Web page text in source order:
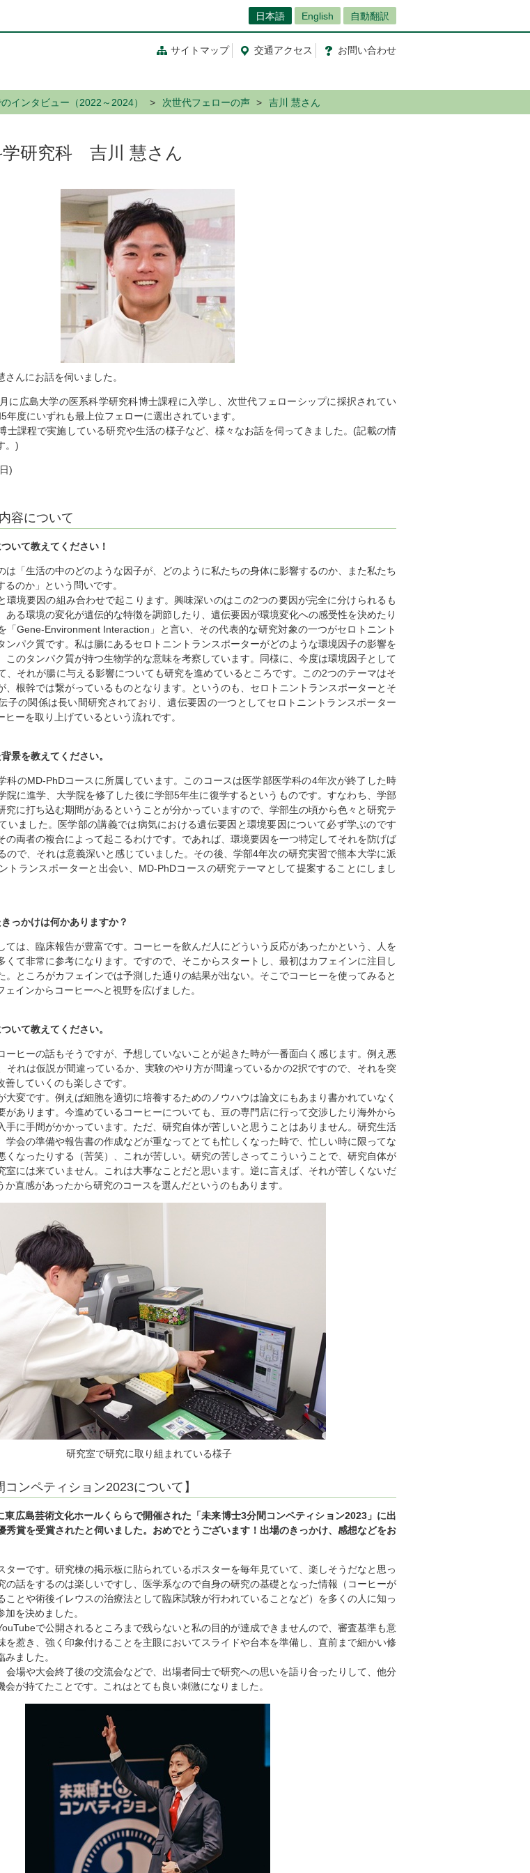
日本語 English 自動翻訳
サイトマップ 交通アクセス お問い合わせ
インタビュー（2022～2024） 次世代フェローの声 吉川 慧さん
学研究科 吉川 慧さん
んにお話を伺いました。
に広島大学の医系科学研究科博士課程に入学し、次世代フェローシップに採択されてい
年度にいずれも最上位フェローに選出されています。
士課程で実施している研究や生活の様子など、様々なお話を伺ってきました。(記載の情
。)
)
容について
いて教えてください！
は「生活の中のどのような因子が、どのように私たちの身体に影響するのか、また私たち
のか」という問いです。
環境要因の組み合わせで起こります。興味深いのはこの2つの要因が完全に分けられるも
ある環境の変化が遺伝的な特徴を調節したり、遺伝要因が環境変化への感受性を決めたり
「Gene-Environment Interaction」と言い、その代表的な研究対象の一つがセロトニント
ンパク質です。私は腸にあるセロトニントランスポーターがどのような環境因子の影響を
このタンパク質が持つ生物学的な意味を考察しています。同様に、今度は環境因子として
、それが腸に与える影響についても研究を進めているところです。この2つのテーマはそ
、根幹では繋がっているものとなります。というのも、セロトニントランスポーターとそ
子の関係は長い間研究されており、遺伝要因の一つとしてセロトニントランスポーター
ーを取り上げているという流れです。
景を教えてください。
科のMD-PhDコースに所属しています。このコースは医学部医学科の4年次が終了した時
院に進学、大学院を修了した後に学部5年生に復学するというものです。すなわち、学部
究に打ち込む期間があるということが分かっていますので、学部生の頃から色々と研究テ
いました。医学部の講義では病気における遺伝要因と環境要因について必ず学ぶのです
の両者の複合によって起こるわけです。であれば、環境要因を一つ特定してそれを防げば
ので、それは意義深いと感じていました。その後、学部4年次の研究実習で熊本大学に派
トランスポーターと出会い、MD-PhDコースの研究テーマとして提案することにしまし
っかけは何かありますか？
ては、臨床報告が豊富です。コーヒーを飲んだ人にどういう反応があったかという、人を
くて非常に参考になります。ですので、そこからスタートし、最初はカフェインに注目し
。ところがカフェインでは予測した通りの結果が出ない。そこでコーヒーを使ってみると
ェインからコーヒーへと視野を広げました。
いて教えてください。
ーヒーの話もそうですが、予想していないことが起きた時が一番面白く感じます。例え悪
それは仮説が間違っているか、実験のやり方が間違っているかの2択ですので、それを突
していくのも楽しさです。
大変です。例えば細胞を適切に培養するためのノウハウは論文にもあまり書かれていなく
があります。今進めているコーヒーについても、豆の専門店に行って交渉したり海外から
手に手間がかかっています。ただ、研究自体が苦しいと思うことはありません。研究生活
学会の準備や報告書の作成などが重なってとても忙しくなった時で、忙しい時に限ってな
くなったりする（苦笑）、これが苦しい。研究の苦しさってこういうことで、研究自体が
室には来ていません。これは大事なことだと思います。逆に言えば、それが苦しくないだ
か直感があったから研究のコースを選んだというのもあります。
研究室で研究に取り組まれている様子
コンペティション2023について】
東広島芸術文化ホールくららで開催された「未来博士3分間コンペティション2023」に出
秀賞を受賞されたと伺いました。おめでとうございます！出場のきっかけ、感想などをお
ターです。研究棟の掲示板に貼られているポスターを毎年見ていて、楽しそうだなと思っ
の話をするのは楽しいですし、医学系なので自身の研究の基礎となった情報（コーヒーが
ことや術後イレウスの治療法として臨床試験が行われていることなど）を多くの人に知っ
を決めました。
で公開されるところまで残らないと私の目的が達成できませんので、審査基準も意
を惹き、強く印象付けることを主眼においてスライドや台本を準備し、直前まで細かい修
ました。
会場や大会終了後の交流会などで、出場者同士で研究への思いを語り合ったりして、他分
会が持てたことです。これはとても良い刺激になりました。